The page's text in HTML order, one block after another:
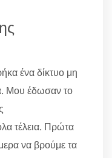
ένα δίκτυο μη
. Μου έδωσαν το
τέλεια. Πρώτα
να βρούμε τα